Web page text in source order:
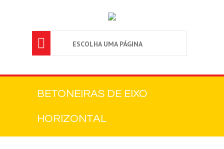
 ESCOLHA UMA PÁGINA
BETONEIRAS DE EIXO
HORIZONTAL